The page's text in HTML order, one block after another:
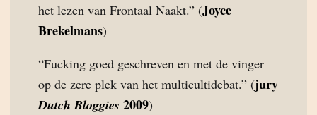
het lezen van Frontaal Naakt.” (Joyce
Brekelmans)
“Fucking goed geschreven en met de vinger
op de zere plek van het multicultidebat.” (jury
Dutch Bloggies 2009)